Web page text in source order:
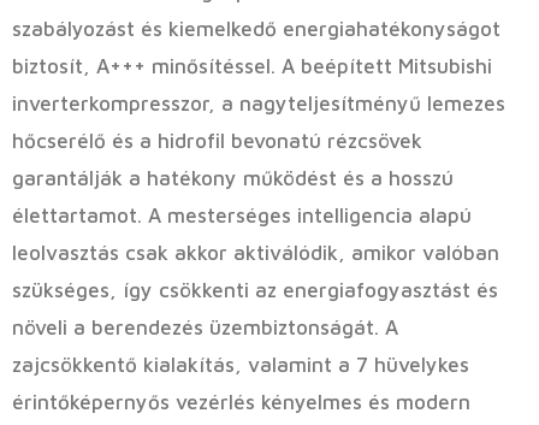
szabályozást és kiemelkedő energiahatékonyságot
biztosít, A+++ minősítéssel. A beépített Mitsubishi
inverterkompresszor, a nagyteljesítményű lemezes
hőcserélő és a hidrofil bevonatú rézcsövek
garantálják a hatékony működést és a hosszú
élettartamot. A mesterséges intelligencia alapú
leolvasztás csak akkor aktiválódik, amikor valóban
szükséges, így csökkenti az energiafogyasztást és
növeli a berendezés üzembiztonságát. A
zajcsökkentő kialakítás, valamint a 7 hüvelykes
érintőképernyős vezérlés kényelmes és modern